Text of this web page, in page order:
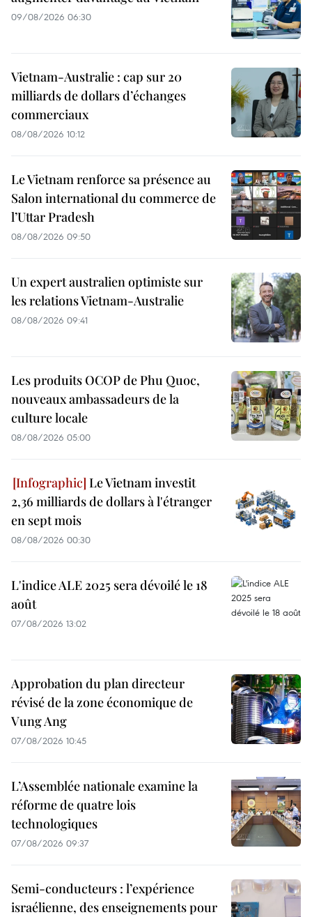
09/08/2026 06:30
Vietnam-Australie : cap sur 20
milliards de dollars d’échanges
commerciaux
08/08/2026 10:12
Le Vietnam renforce sa présence au
Salon international du commerce de
l’Uttar Pradesh
08/08/2026 09:50
Un expert australien optimiste sur
les relations Vietnam-Australie
08/08/2026 09:41
Les produits OCOP de Phu Quoc,
nouveaux ambassadeurs de la
culture locale
08/08/2026 05:00
Le Vietnam investit
2,36 milliards de dollars à l'étranger
en sept mois
08/08/2026 00:30
L'indice ALE 2025 sera dévoilé le 18
août
07/08/2026 13:02
Approbation du plan directeur
révisé de la zone économique de
Vung Ang
07/08/2026 10:45
L’Assemblée nationale examine la
réforme de quatre lois
technologiques
07/08/2026 09:37
Semi-conducteurs : l’expérience
israélienne, des enseignements pour